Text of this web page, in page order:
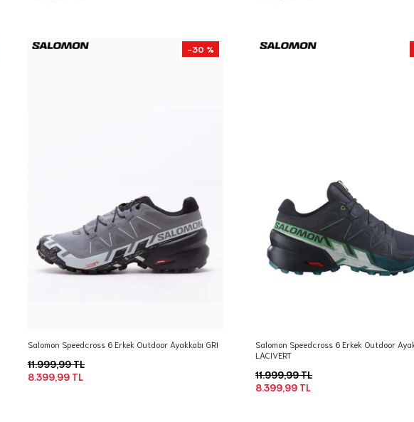
-30 %
Salomon Speedcross 6 Erkek Outdoor Ayakkabı GRI
8.399,99 TL
11.999,99 TL
Salomon Speedcross 6 Erkek Outdoor
LACIVERT
8.399,99 TL
11.999,99 TL